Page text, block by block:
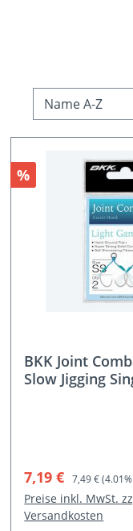
Rabatt
%
BKK Joint
Slow Jigging
Verkaufspreis:
7,19 € Regulärer
7,49 €
Preise inkl. MwSt.
Versandkosten